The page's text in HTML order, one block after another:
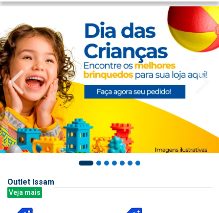
Outlet Issam
Veja mais